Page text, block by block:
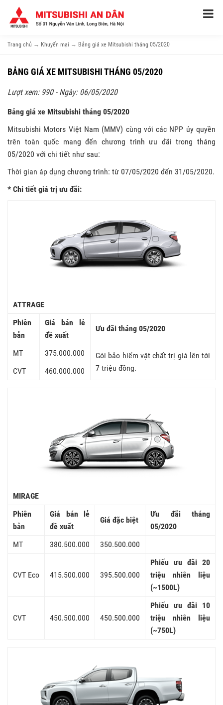
Trang chủ → Khuyến mại → Bảng giá xe Mitsubishi tháng 05/2020
BẢNG GIÁ XE MITSUBISHI THÁNG 05/2020
Lượt xem: 990 - Ngày: 06/05/2020
Bảng giá xe Mitsubishi tháng 05/2020
Mitsubishi Motors Việt Nam (MMV) cùng với các NPP ủy quyền
trên toàn quốc mang đến chương trình ưu đãi trong tháng
05/2020 với chi tiết như sau:
Thời gian áp dụng chương trình: từ 07/05/2020 đến 31/05/2020.
* Chi tiết giá trị ưu đãi:
ATTRAGE
Phiên
bản
Giá bán lẻ
đề xuất
Ưu đãi tháng 05/2020
MT 375.000.000
Gói bảo hiểm vật chất trị giá lên tới
7 triệu đồng.
CVT 460.000.000
MIRAGE
Phiên
bản
Giá bán lẻ
đề xuất
Giá đặc biệt
Ưu đãi tháng
05/2020
MT
380.500.000 350.500.000
CVT Eco 415.500.000 395.500.000
Phiếu ưu đãi 20
triệu nhiên liệu
(~1500L)
CVT 450.500.000 450.500.000
Phiếu ưu đãi 10
triệu nhiên liệu
(~750L)